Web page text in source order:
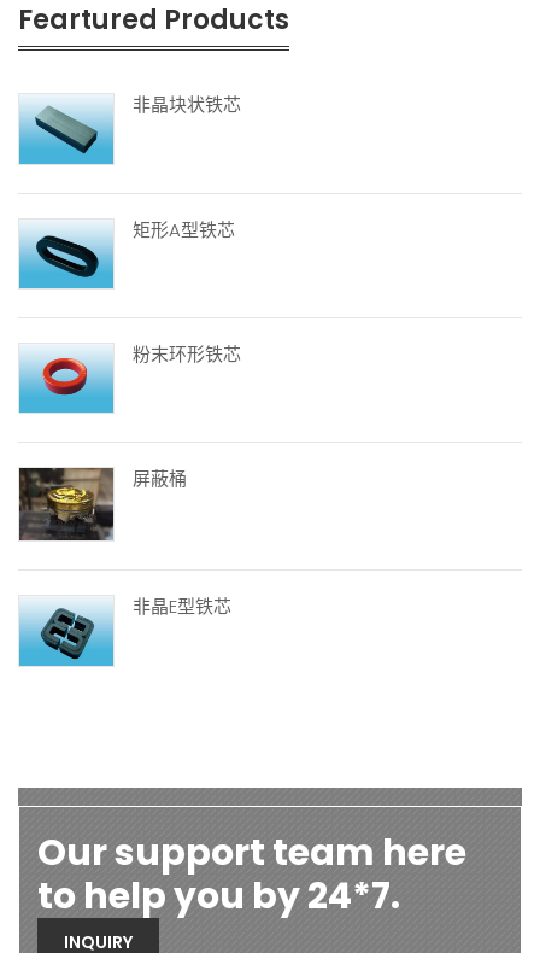
Feartured Products
非晶块状铁芯
矩形A型铁芯
粉末环形铁芯
屏蔽桶
非晶E型铁芯
Our support team here
to help you by 24*7.
INQUIRY